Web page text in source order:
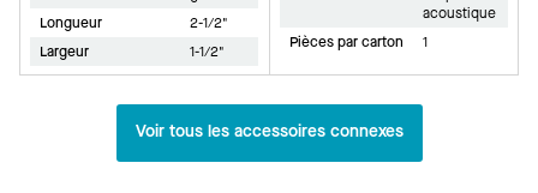
Longueur
2-1/2"
Largeur
1-1/2"
acoustique
Pièces par carton
1
Voir tous les accessoires connexes